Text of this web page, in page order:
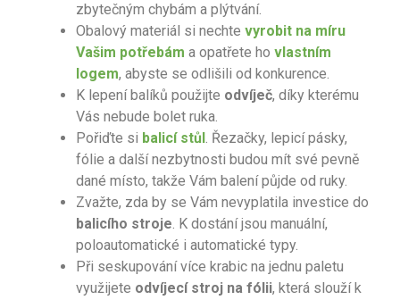
zbytečným chybám a plýtvání.
Obalový materiál si nechte vyrobit na míru
Vašim potřebám a opatřete ho vlastním
logem, abyste se odlišili od konkurence.
K lepení balíků použijte odvíječ, díky kterému
Vás nebude bolet ruka.
Pořiďte si balicí stůl . Řezačky, lepicí pásky,
fólie a další nezbytnosti budou mít své pevně
dané místo, takže Vám balení půjde od ruky.
Zvažte, zda by se Vám nevyplatila investice do
balicího stroje. K dostání jsou manuální,
poloautomatické i automatické typy.
Při seskupování více krabic na jednu paletu
využijete odvíjecí stroj na fólii, která slouží k